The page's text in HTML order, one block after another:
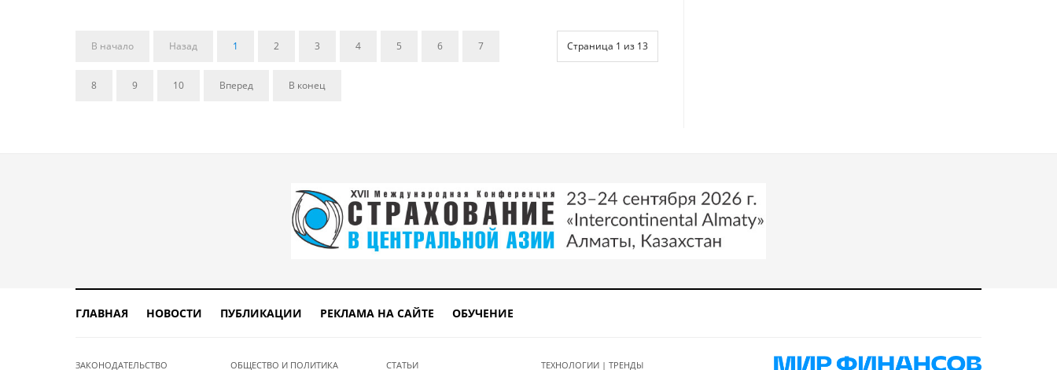
Страница 1 из 13
В начало Назад 1 2 3 4 5 6 7
8 9 10 Вперед В конец
ГЛАВНАЯ НОВОСТИ ПУБЛИКАЦИИ РЕКЛАМА НА САЙТЕ ОБУЧЕНИЕ
ЗАКОНОДАТЕЛЬСТВО ОБЩЕСТВО И ПОЛИТИКА СТАТЬИ ТЕХНОЛОГИИ | ТРЕНДЫ